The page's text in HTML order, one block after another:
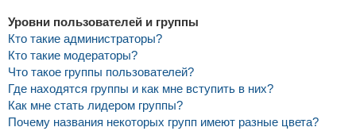
Уровни пользователей и группы
Кто такие администраторы?
Кто такие модераторы?
Что такое группы пользователей?
Где находятся группы и как мне вступить в них?
Как мне стать лидером группы?
Почему названия некоторых групп имеют разные цвета?